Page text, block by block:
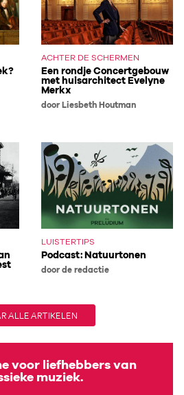
ACHTER DE SCHERMEN
Een rondje Concertgebouw
met huisarchitect Evelyne
Merkx
door Liesbeth Houtman
LUISTERTIPS
Podcast: Natuurtonen
door de redactie
ALLE ARTIKELEN
voor liefhebbers van
muziek.